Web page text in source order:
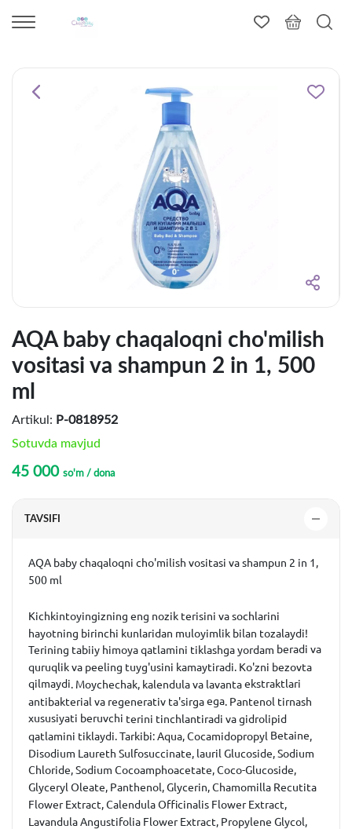
AQA baby chaqaloqni cho'milish
vositasi va shampun 2 in 1, 500
ml
Artikul: P-0818952
Sotuvda mavjud
45 000 so'm / dona
TAVSIFI
AQA babychaqaloqni cho'milish vositasi vashampun 2 in 1,
500 ml
Kichkintoyingizning eng nozik terisini vasochlarini
hayotning birinchi kunlaridan muloyimlik bilan tozalaydi!
Terining tabiiy himoyaqatlamini tiklashgayordam beradi va
quruqlikva peeling tuyg'usini kamaytiradi. Ko'zni bezovta
qilmaydi. Moychechak, kalendulava lavantaekstraktlari
antibakterial va regenerativ ta'sirgaega. Pantenol tirnash
xususiyati beruvchi terini tinchlantiradi vagidrolipid
qatlamini tiklaydi.Tarkibi:Aqua,Cocamidopropyl Betaine,
Disodium Laureth Sulfosuccinate, lauril Glucoside,Sodium
Chloride,Sodium Cocoamphoacetate,Coco-Glucoside,
Glyceryl Oleate, Panthenol,Glycerin,Chamomilla Recutita
Flower Extract,CalendulaOfficinalis Flower Extract,
LavandulaAngustifolia Flower Extract, Propylene Glycol,